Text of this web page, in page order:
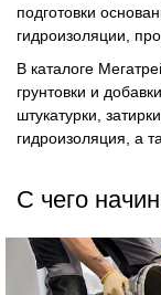
подготовки
гидроизоляции,
В каталоге
грунтовки и
штукатурки,
гидроизоляция, а
С чего